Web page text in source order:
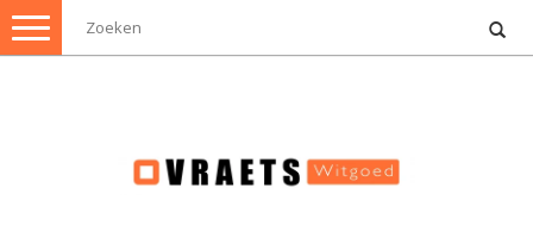
Toggle
navigation